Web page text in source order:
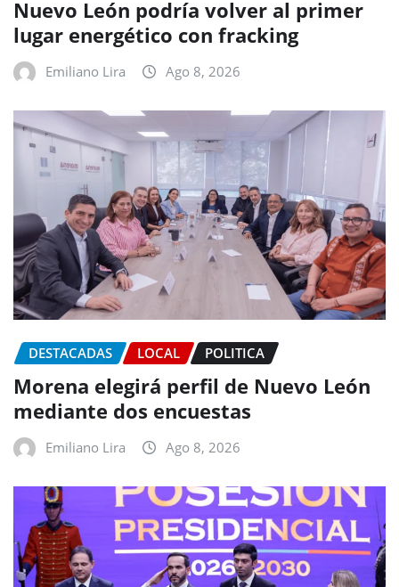
Nuevo León podría volver al primer
lugar energético con fracking
Emiliano Lira Ago 8, 2026
DESTACADAS LOCAL POLITICA
Morena elegirá perfil de Nuevo León
mediante dos encuestas
Emiliano Lira Ago 8, 2026